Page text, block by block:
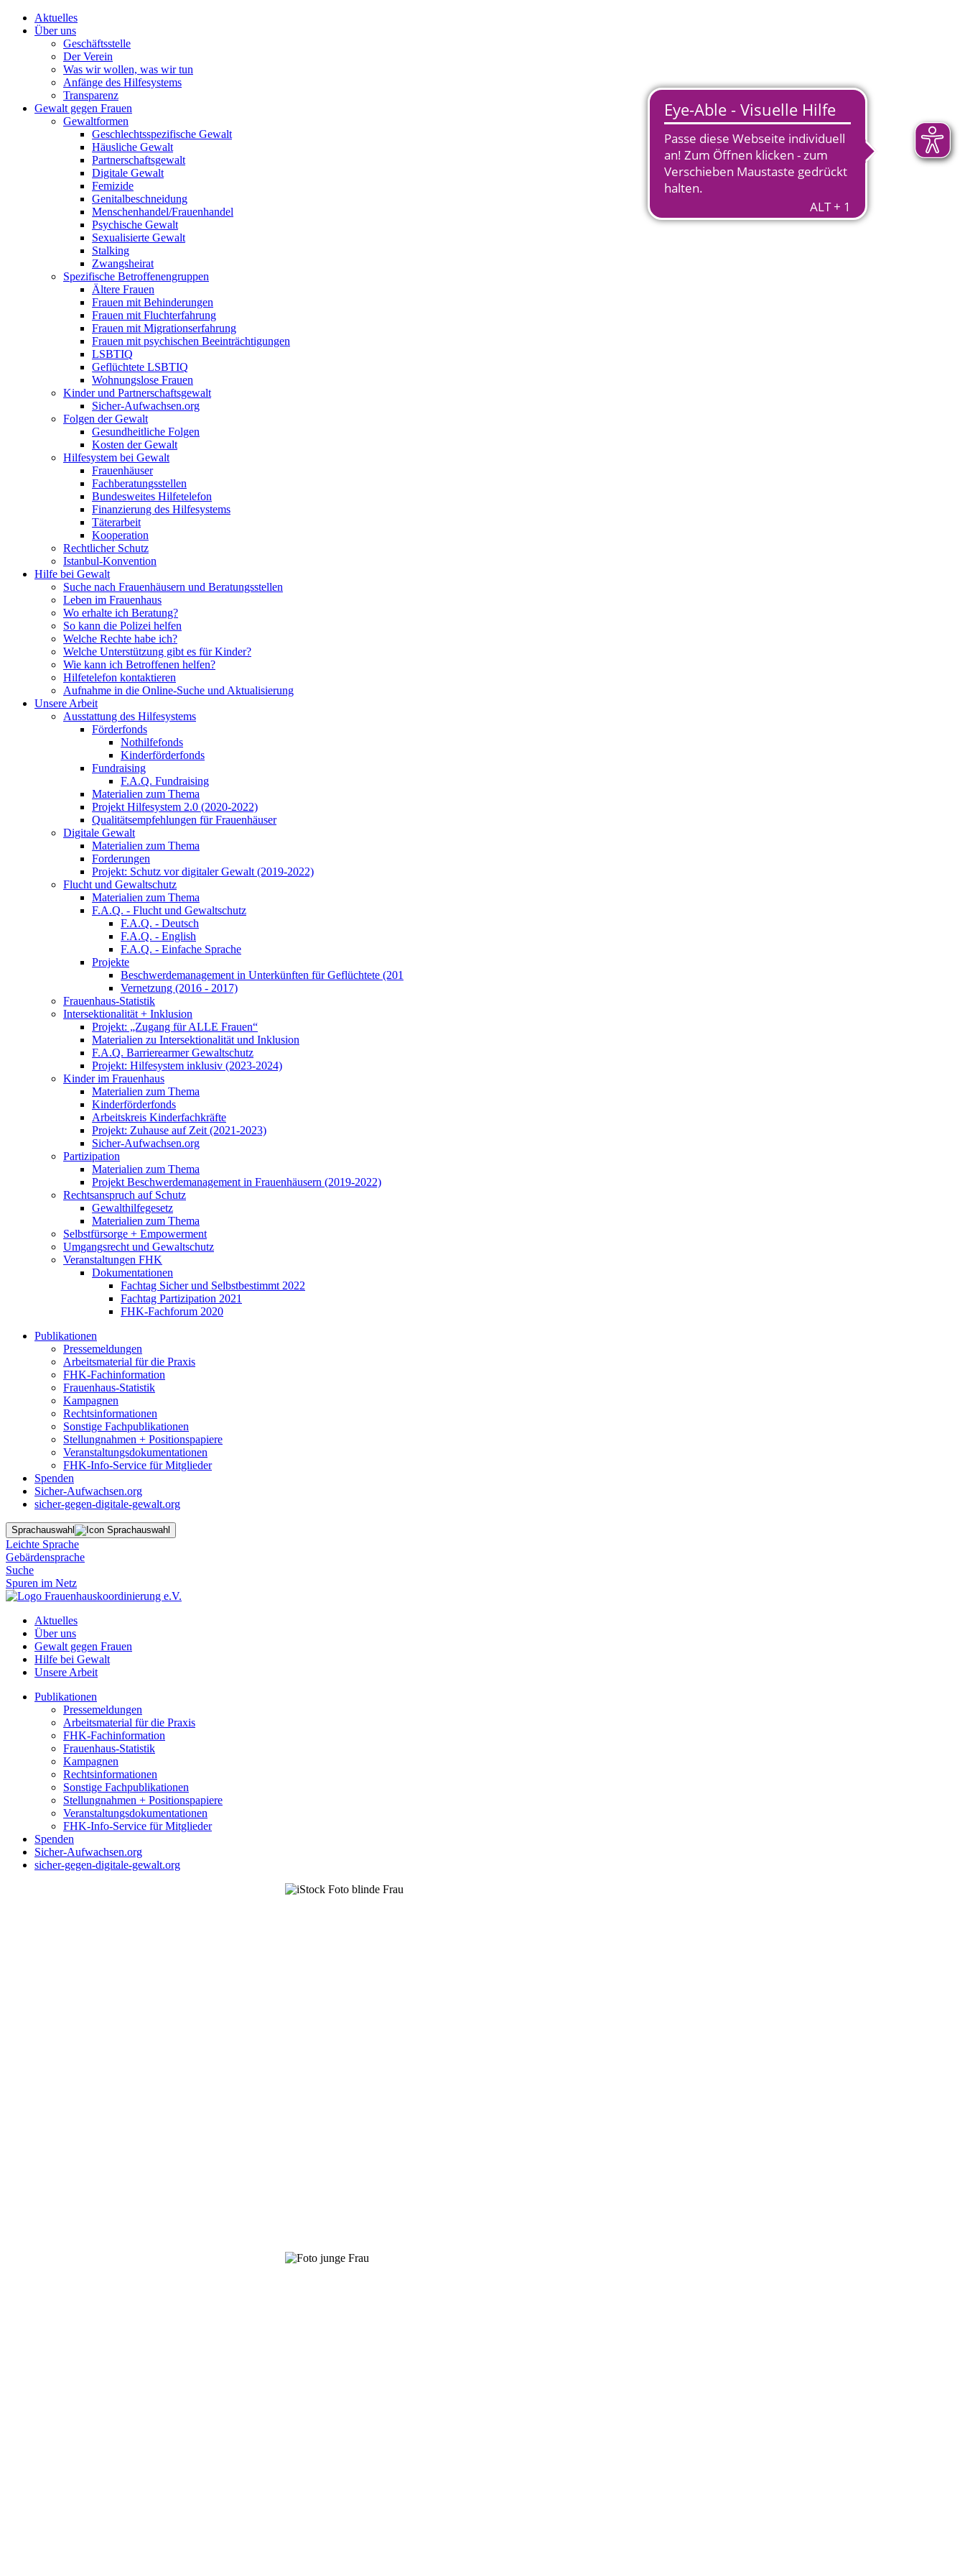
Aktuelles
Über uns
Geschäftsstelle
Der Verein
Was wir wollen, was wir tun
Anfänge des Hilfesystems
Transparenz
Gewalt gegen Frauen
Gewaltformen
Geschlechtsspezifische Gewalt
Häusliche Gewalt
Partnerschaftsgewalt
Digitale Gewalt
Femizide
Genitalbeschneidung
Menschenhandel/Frauenhandel
Psychische Gewalt
Sexualisierte Gewalt
Stalking
Zwangsheirat
Spezifische Betroffenengruppen
Ältere Frauen
Frauen mit Behinderungen
Frauen mit Fluchterfahrung
Frauen mit Migrationserfahrung
Frauen mit psychischen Beeinträchtigungen
LSBTIQ
Geflüchtete LSBTIQ
Wohnungslose Frauen
Kinder und Partnerschaftsgewalt
Sicher-Aufwachsen.org
Folgen der Gewalt
Gesundheitliche Folgen
Kosten der Gewalt
Hilfesystem bei Gewalt
Frauenhäuser
Fachberatungsstellen
Bundesweites Hilfetelefon
Finanzierung des Hilfesystems
Täterarbeit
Kooperation
Rechtlicher Schutz
Istanbul-Konvention
Hilfe bei Gewalt
Suche nach Frauenhäusern und Beratungsstellen
Leben im Frauenhaus
Wo erhalte ich Beratung?
So kann die Polizei helfen
Welche Rechte habe ich?
Welche Unterstützung gibt es für Kinder?
Wie kann ich Betroffenen helfen?
Hilfetelefon kontaktieren
Aufnahme in die Online-Suche und Aktualisierung
Unsere Arbeit
Ausstattung des Hilfesystems
Förderfonds
Nothilfefonds
Kinderförderfonds
Fundraising
F.A.Q. Fundraising
Materialien zum Thema
Projekt Hilfesystem 2.0 (2020-2022)
Qualitätsempfehlungen für Frauenhäuser
Digitale Gewalt
Materialien zum Thema
Forderungen
Projekt: Schutz vor digitaler Gewalt (2019-2022)
Flucht und Gewaltschutz
Materialien zum Thema
F.A.Q. - Flucht und Gewaltschutz
F.A.Q. - Deutsch
F.A.Q. - English
F.A.Q. - Einfache Sprache
Projekte
Beschwerdemanagement in Unterkünften für Geflüchtete (201
Vernetzung (2016 - 2017)
Frauenhaus-Statistik
Intersektionalität + Inklusion
Projekt: „Zugang für ALLE Frauen“
Materialien zu Intersektionalität und Inklusion
F.A.Q. Barrierearmer Gewaltschutz
Projekt: Hilfesystem inklusiv (2023-2024)
Kinder im Frauenhaus
Materialien zum Thema
Kinderförderfonds
Arbeitskreis Kinderfachkräfte
Projekt: Zuhause auf Zeit (2021-2023)
Sicher-Aufwachsen.org
Partizipation
Materialien zum Thema
Projekt Beschwerdemanagement in Frauenhäusern (2019-2022)
Rechtsanspruch auf Schutz
Gewalthilfegesetz
Materialien zum Thema
Selbstfürsorge + Empowerment
Umgangsrecht und Gewaltschutz
Veranstaltungen FHK
Dokumentationen
Fachtag Sicher und Selbstbestimmt 2022
Fachtag Partizipation 2021
FHK-Fachforum 2020
Publikationen
Pressemeldungen
Arbeitsmaterial für die Praxis
FHK-Fachinformation
Frauenhaus-Statistik
Kampagnen
Rechtsinformationen
Sonstige Fachpublikationen
Stellungnahmen + Positionspapiere
Veranstaltungsdokumentationen
FHK-Info-Service für Mitglieder
Spenden
Sicher-Aufwachsen.org
sicher-gegen-digitale-gewalt.org
Sprachauswahl
Leichte Sprache
Gebärdensprache
Suche
Spuren im Netz
Aktuelles
Über uns
Gewalt gegen Frauen
Hilfe bei Gewalt
Unsere Arbeit
Publikationen
Pressemeldungen
Arbeitsmaterial für die Praxis
FHK-Fachinformation
Frauenhaus-Statistik
Kampagnen
Rechtsinformationen
Sonstige Fachpublikationen
Stellungnahmen + Positionspapiere
Veranstaltungsdokumentationen
FHK-Info-Service für Mitglieder
Spenden
Sicher-Aufwachsen.org
sicher-gegen-digitale-gewalt.org